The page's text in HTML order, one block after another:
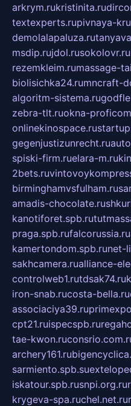
arkrym.rukristinita.ru
textexperts.rupivnaya-
demolalapaluza.ru
msdip.rujdol.rusokolovr.ru
rezemkleim.rumassage-
biolisichka24.rumncraft-
algoritm-sistema.ru
zebra-tlt.ruokna-
onlinekinospace.ru
gegenjustizunrecht.ru
spiski-firm.ruelara-m.ru
2bets.ru
birminghamvsfulham.ru
amadis-chocolate.ru
kanotiforet.spb.ru
praga.spb.rufalcorussia.ru
kamertondom.spb.runet-
sakhcamera.rualliance-
controlweb1.rutdsak74.ru
iron-snab.rucosta-bella.ru
associaciya39.ru
cpt21.ruispecspb.ru
tae-kwon.ru
archery161.ru
sarmiento.spb.su
iskatour.spb.rusnpi.org.ru
krygeva-spa.ruchel.net.ru